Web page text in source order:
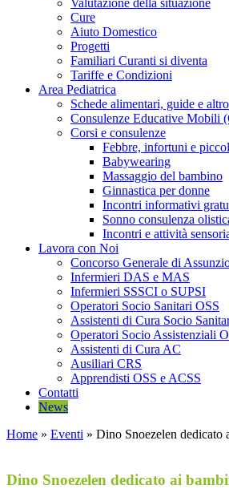
Valutazione della situazione
Cure
Aiuto Domestico
Progetti
Familiari Curanti si diventa
Tariffe e Condizioni
Area Pediatrica
Schede alimentari, guide e altro
Consulenze Educative Mobili
Corsi e consulenze
Febbre, infortuni e
Babywearing
Massaggio del bambino
Ginnastica per donne
Incontri informativi
Sonno consulenza
Incontri e attività
Lavora con Noi
Concorso Generale di
Infermieri DAS e MAS
Infermieri SSSCI o SUPSI
Operatori Socio Sanitari OSS
Assistenti di Cura Socio
Operatori Socio Assistenziali
Assistenti di Cura AC
Ausiliari CRS
Apprendisti OSS e ACSS
Contatti
News
Home » Eventi » Dino Snoezelen dedicato
Dino Snoezelen dedicato ai